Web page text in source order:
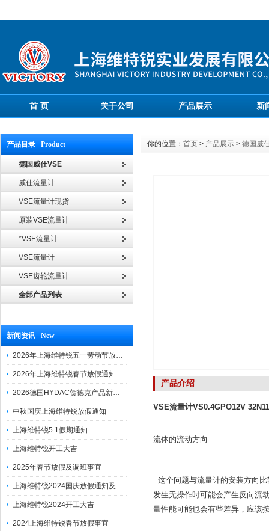
首 页 关于公司 产品展示 新
产品目录 Product
德国威仕VSE
威仕流量计
VSE流量计现货
原装VSE流量计
*VSE流量计
VSE流量计
VSE齿轮流量计
全部产品列表
新闻资讯 New
2026年上海维特锐五一劳动节放假通知
2026年上海维特锐春节放假通知及调班安排
2026德国HYDAC贺德克产品新到一批现货
中秋国庆上海维特锐放假通知
上海维特锐5.1假期通知
上海维特锐开工大吉
2025年春节放假及调班事宜
上海维特锐2024国庆放假通知及调休安排
上海维特锐2024开工大吉
2024上海维特锐春节放假事宜
你的位置： 首页 > 产品展示 > 德国威
产品介绍
VSE流量计VS0.4GPO12V
流体的流动方向
这个问题与流量计的安装方向
发生无操作时可能会产生反向流
量性能可能也会有些差异，应该